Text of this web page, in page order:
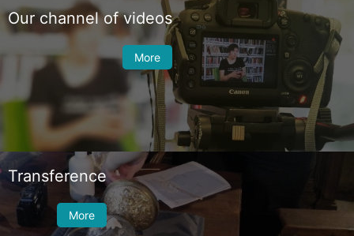
Our channel of videos
More
Transference
More